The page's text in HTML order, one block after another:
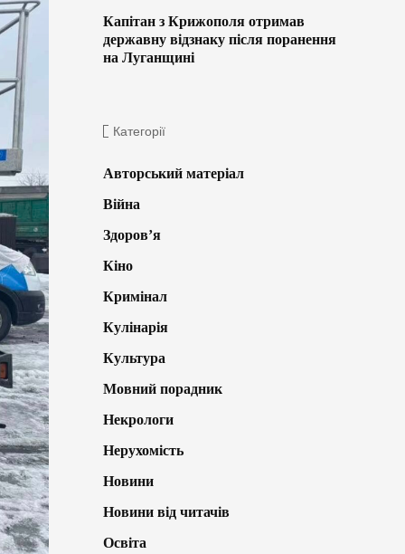
Капітан з Крижополя отримав
державну відзнаку після поранення
на Луганщині
Категорії
Авторський матеріал
Війна
Здоров’я
Кіно
Кримінал
Кулінарія
Культура
Мовний порадник
Некрологи
Нерухомість
Новини
Новини від читачів
Освіта